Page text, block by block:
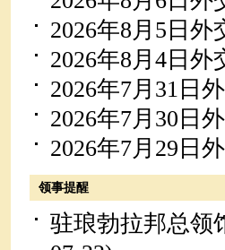
2026年8月5日
2026年8月4日
2026年7月31日
2026年7月30日
2026年7月29日
领事提醒
驻琅勃拉邦总领